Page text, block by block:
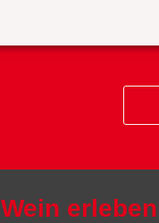
Wein erleben